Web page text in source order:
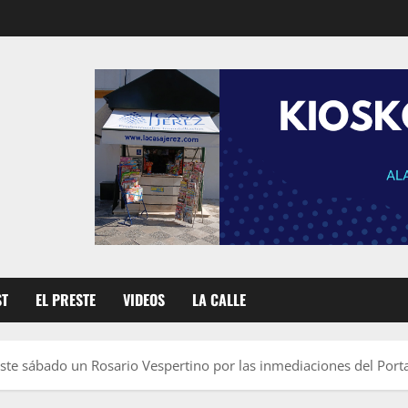
EL PRESTE VIDEOS LA CALLE
sábado un Rosario Vespertino por las inmediaciones del